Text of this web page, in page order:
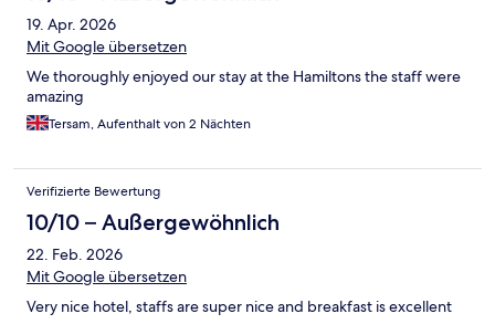
19. Apr. 2026
Mit Google übersetzen
We thoroughly enjoyed our stay at the Hamiltons the staff were
amazing
Tersam, Aufenthalt von 2 Nächten
Verifizierte Bewertung
10/10 – Außergewöhnlich
22. Feb. 2026
Mit Google übersetzen
Very nice hotel, staffs are super nice and breakfast is excellent